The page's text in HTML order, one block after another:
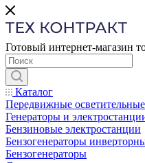
Готовый интернет-магазин
Каталог
Передвижные
Генераторы и
Бензиновые электростанции
Бензогенераторы
Бензогенераторы